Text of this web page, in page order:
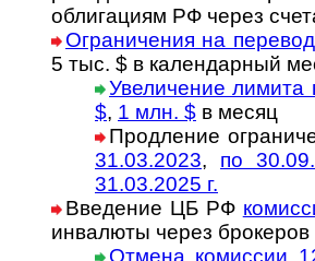
об­ли­га­ци­ям РФ че­рез
Ограничения на
5 тыс. $ в ка­лен­дар­ный
Увеличение лимита
$, 1 млн. $ в месяц
Продление
31.03.2023, по
31.03.2025 г.
Введение ЦБ РФ
инва­люты через
Отмена комиссии